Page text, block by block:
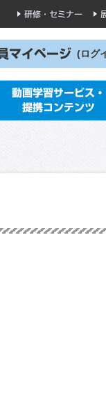
研修・セミナー
マイページ (ログ
動画学習サービス・
提携コンテンツ